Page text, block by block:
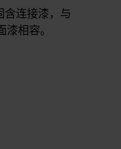
含连接漆，与
漆相容。